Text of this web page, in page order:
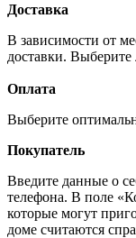
Доставка
В зависимости от
доставки.
Оплата
Выберите
Покупатель
Введите данные о
телефона. В поле
которые могут
доме считаются